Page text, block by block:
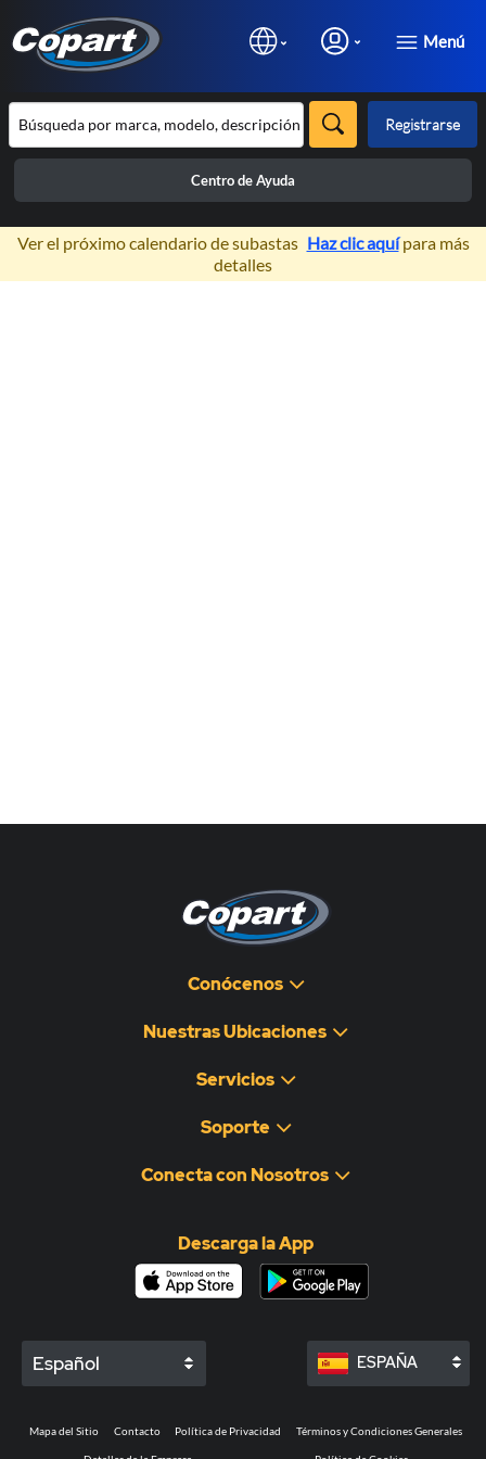
Menú
Registrarse
Centro de Ayuda
×
Ver el próximo calendario de subastas Haz clic aquípara más
detalles
Conócenos
Nuestras Ubicaciones
Servicios
Soporte
Conecta con Nosotros
Descarga la App
Español ESPAÑA
Mapa del Sitio Contacto Política de Privacidad Términos y Condiciones Generales